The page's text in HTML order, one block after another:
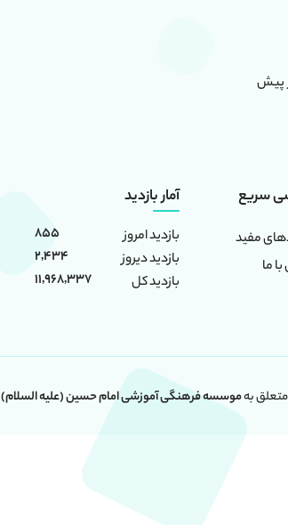
دانش آموز در پیش
سریع
مفید
ما
آمار بازدید
بازدید امروز
855
بازدید دیروز
2,434
بازدید کل
11,968,337
بهموسسه فرهنگی آموزشی امام حسین (علیه السلام)